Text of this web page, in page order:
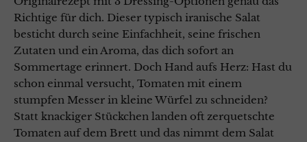
Richtige für dich. Dieser typisch iranische Salat
besticht durch seine Einfachheit, seine frischen
Zutaten und ein Aroma, das dich sofort an
Sommertage erinnert. Doch Hand aufs Herz: Hast du
schon einmal versucht, Tomaten mit einem
stumpfen Messer in kleine Würfel zu schneiden?
Statt knackiger Stückchen landen oft zerquetschte
Tomaten auf dem Brett und das nimmt dem Salat